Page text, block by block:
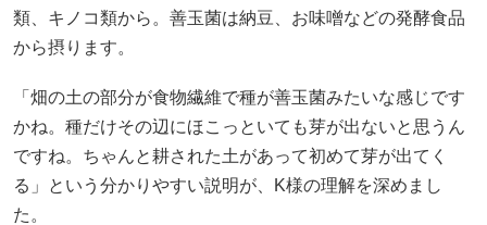
類、キノコ類から。善玉菌は納豆、お味噌などの発酵食品
から摂ります。
「畑の土の部分が食物繊維で種が善玉菌みたいな感じです
かね。種だけその辺にほこっといても芽が出ないと思うん
ですね。ちゃんと耕された土があって初めて芽が出てく
る」という分かりやすい説明が、K様の理解を深めまし
た。